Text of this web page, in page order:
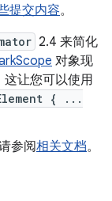
提交内容。
2.4 来简化
对象现
这让您可以使用
{ ...
参阅相关文档。